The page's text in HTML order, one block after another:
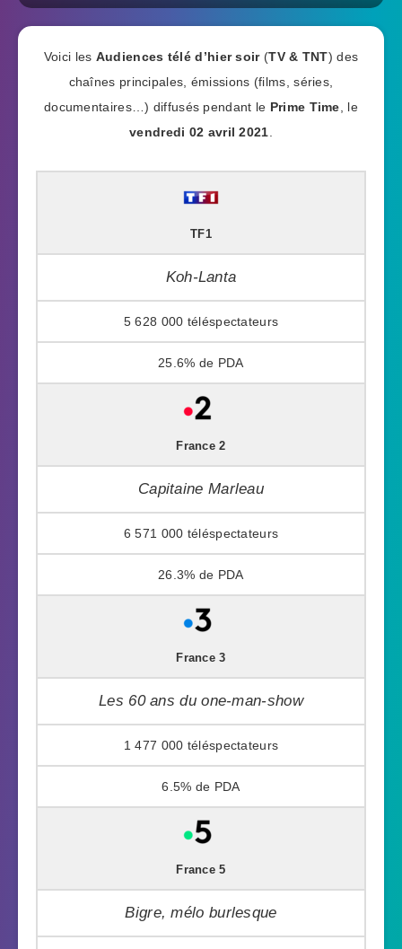
Voici les Audiences télé d’hier soir (TV & TNT) des
chaînes principales, émissions (films, séries,
documentaires…) diffusés pendant le Prime Time , le
vendredi 02 avril 2021
TF1
Koh-Lanta
5 628 000
25.6%
France 2
Capitaine Marleau
6 571 000
26.3%
France 3
Les 60 ans du one-man-show
1 477 000
6.5%
France 5
Bigre, mélo burlesque